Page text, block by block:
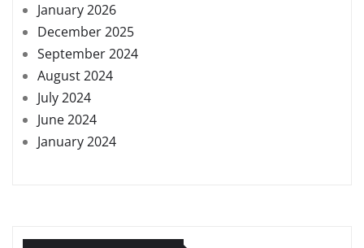
January 2026
December 2025
September 2024
August 2024
July 2024
June 2024
January 2024